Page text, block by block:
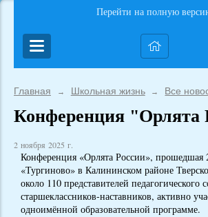
Перейти на полную
Главная → Школьная жизнь → Все
Конференция "Орлята
2 ноября 2025 г.
Конференция «Орлята России», прошедшая
«Тургиново» в Калининском районе
около 110 представителей педагогического
старшеклассников-наставников, активно
одноимённой образовательной программе.